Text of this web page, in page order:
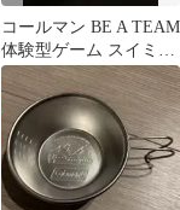
コールマン BE A TEAM
体験型ゲーム スイミー
レジャーシート 非売品